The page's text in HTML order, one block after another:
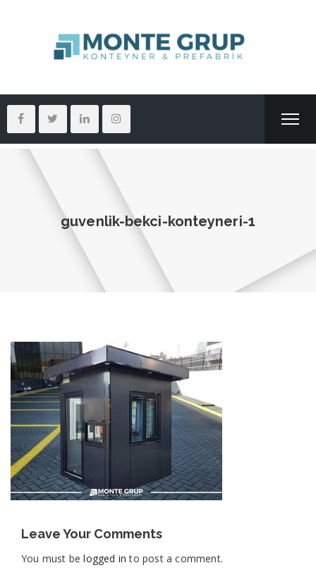
guvenlik-bekci-konteyneri-1
Leave Your Comments
You must belogged in to post a comment.